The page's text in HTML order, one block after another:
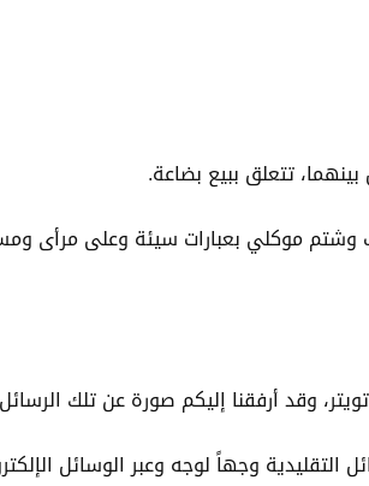
تتعلق ببيع بضاعة.
وشتم موكلي بعبارات سيئة وعلى مرأى
وقد أرفقنا إليكم صورة عن تلك
وجهاً لوجه وعبر الوسائل